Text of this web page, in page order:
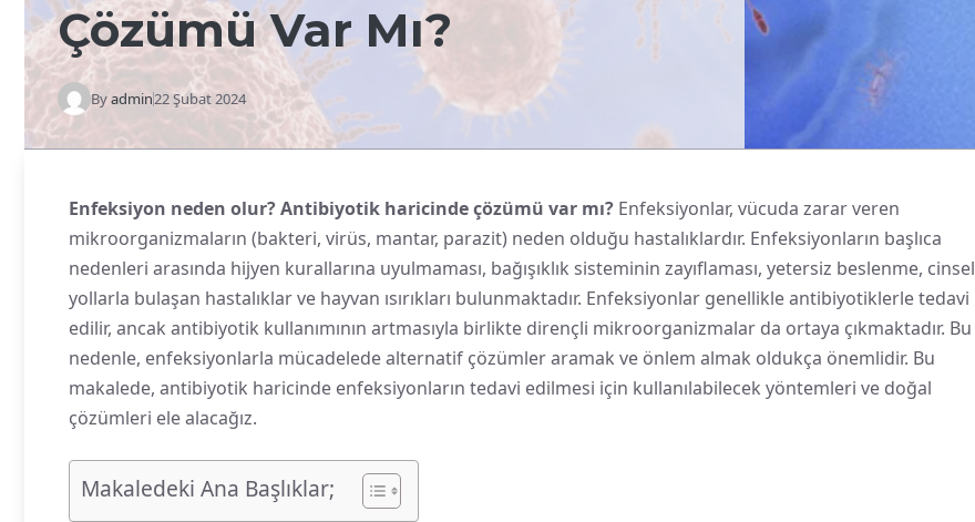
Çözümü Var Mı?
Byadmin22 Şubat 2024
Enfeksiyon neden olur? Antibiyotik haricinde çözümü var mı? Enfeksiyonlar, vücuda zarar veren
mikroorganizmaların (bakteri, virüs, mantar, parazit) neden olduğu hastalıklardır. Enfeksiyonların başlıca
nedenleri arasında hijyen kurallarına uyulmaması, bağışıklık sisteminin zayıflaması, yetersiz beslenme, cinsel
yollarla bulaşan hastalıklar ve hayvan ısırıkları bulunmaktadır. Enfeksiyonlar genellikle antibiyotiklerle tedavi
edilir, ancak antibiyotik kullanımının artmasıyla birlikte dirençli mikroorganizmalar da ortaya çıkmaktadır. Bu
nedenle, enfeksiyonlarla mücadelede alternatif çözümler aramak ve önlem almak oldukça önemlidir. Bu
makalede, antibiyotik haricinde enfeksiyonların tedavi edilmesi için kullanılabilecek yöntemleri ve doğal
çözümleri ele alacağız.
Makaledeki Ana Başlıklar;